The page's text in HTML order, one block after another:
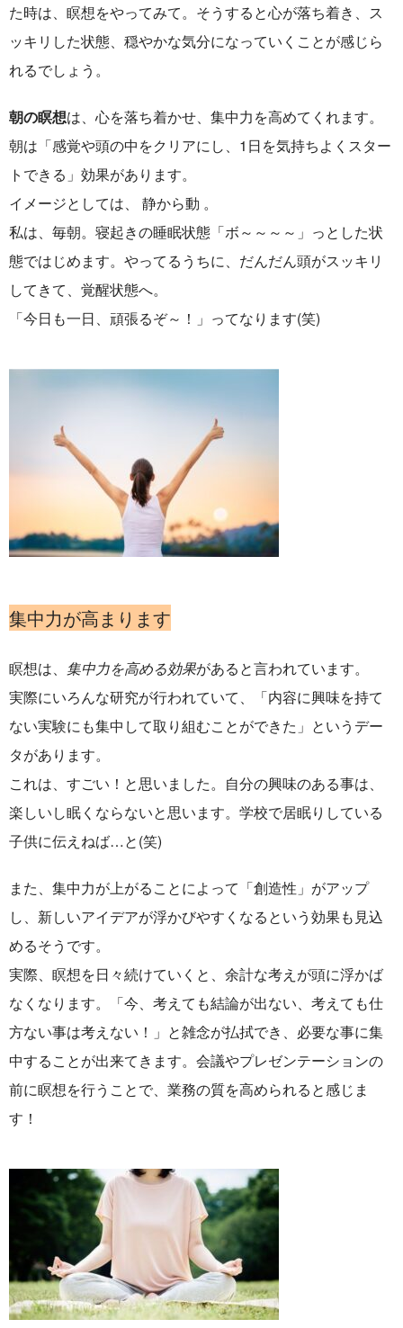
た時は 、瞑想をやってみて。そうすると心が落ち着き、ス
ッキリした状態、穏やかな気分になっていくことが感じら
れるでしょう。
朝の瞑想は、心を落ち着かせ、集中力を高めてくれます。
朝は「感覚や頭の中をクリアにし、1日を気持ちよくスター
トできる」効果があります。
イメージとしては、 静から動 。
私は、毎朝。寝起きの睡眠状態「ボ～～～～」っとした状
態ではじめます。やってるうちに、だんだん頭がスッキリ
してきて、覚醒状態へ。
「今日も一日、頑張るぞ～！」ってなります(笑)
集中力が高まります
瞑想は、 集中力を高める効果があると言われています。
実際にいろんな研究が行われていて、「内容に興味を持て
ない実験にも集中して取り組むことができた」というデー
タがあります。
これは、すごい！と思いました。自分の興味のある事は、
楽しいし眠くならないと思います。学校で居眠りしている
子供に伝えねば…と(笑)
また、集中力が上がることによって「創造性」がアップ
し、新しいアイデアが浮かびやすくなるという効果も見込
めるそうです。
実際、瞑想を日々続けていくと、余計な考えが頭に浮かば
なくなります。「今、考えても結論が出ない、考えても仕
方ない事は考えない！」と雑念が払拭でき、必要な事に集
中することが出来てきます。会議やプレゼンテーションの
前に瞑想を行うことで、業務の質を高められると感じま
す！